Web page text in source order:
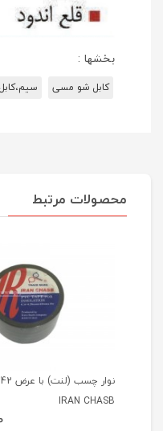
بخشها :
کابل شو مسی
محصولات مرتبط
IRAN CHASB